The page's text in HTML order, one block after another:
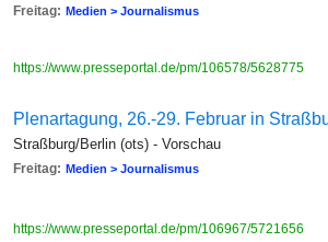
Freitag: Medien > Journalismus
https://www.presseportal.de/pm/106578/5628775
Plenartagung, 26.-29. Februar in
Straßburg/Berlin (ots) - Vorschau
Freitag: Medien > Journalismus
https://www.presseportal.de/pm/106967/5721656